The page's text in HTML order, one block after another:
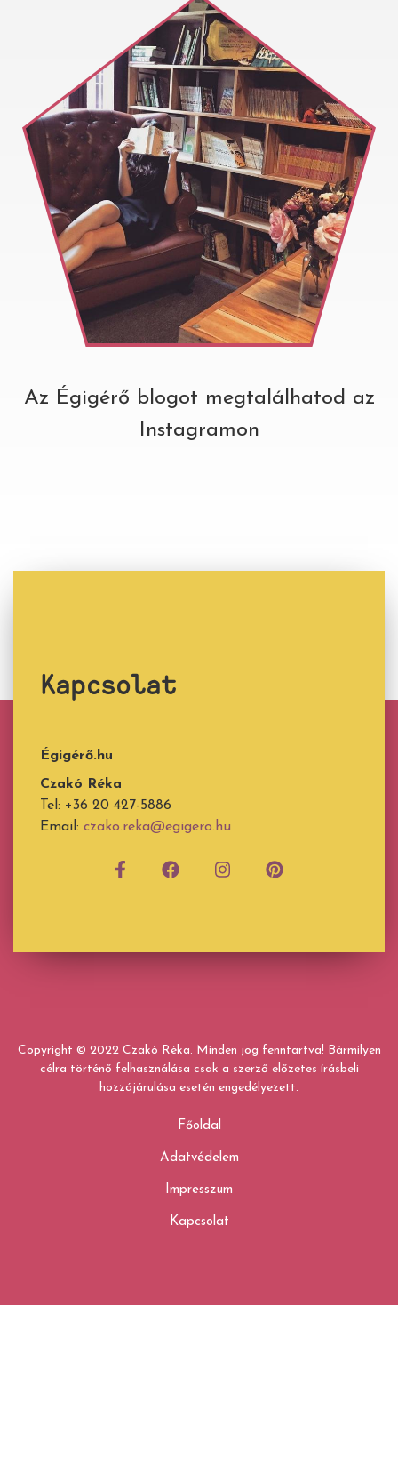
Az Égigérő blogot megtalálhatod az
Instagramon
Kapcsolat
Égigérő.hu
Czakó Réka
Tel: +36 20 427-5886
Email: czako.reka@egigero.hu
Copyright © 2022 Czakó Réka. Minden jog fenntartva! Bármilyen
célra történő felhasználása csak a szerző előzetes írásbeli
hozzájárulása esetén engedélyezett.
Főoldal
Adatvédelem
Impresszum
Kapcsolat